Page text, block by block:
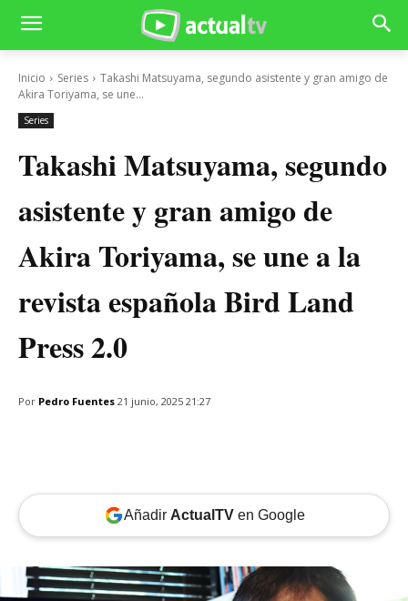
Inicio Series
Takashi Matsuyama, segundo asistente y gran amigo de
Akira Toriyama, se une...
Series
Takashi Matsuyama, segundo
asistente y gran amigo de
Akira Toriyama, se une a la
revista española Bird Land
Press 2.0
Por Pedro Fuentes 21 junio, 2025 21:27
Añadir ActualTVen Google